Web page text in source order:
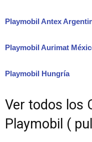
Playmobil Antex
Playmobil Aurimat
Playmobil Hungría
Ver todos los
Playmobil (